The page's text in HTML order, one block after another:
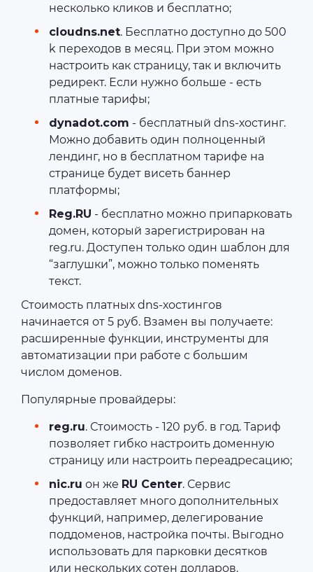
несколько кликов и бесплатно;
cloudns.net. Бесплатно доступно до 500
k переходов в месяц. При этом можно
настроить как страницу, так и включить
редирект. Если нужно больше - есть
платные тарифы;
dynadot.com - бесплатный dns-хостинг.
Можно добавить один полноценный
лендинг, но в бесплатном тарифе на
странице будет висеть баннер
платформы;
Reg.RU - бесплатно можно припарковать
домен, который зарегистрирован на
reg.ru. Доступен только один шаблон для
“заглушки”, можно только поменять
текст.
Стоимость платных dns-хостингов
начинается от 5 руб. Взамен вы получаете:
расширенные функции, инструменты для
автоматизации при работе с большим
числом доменов.
Популярные провайдеры:
reg.ru. Стоимость - 120 руб. в год. Тариф
позволяет гибко настроить доменную
страницу или настроить переадресацию;
nic.ru он же RU Center. Сервис
предоставляет много дополнительных
функций, например, делегирование
поддоменов, настройка почты. Выгодно
использовать для парковки десятков
или нескольких сотен долларов.